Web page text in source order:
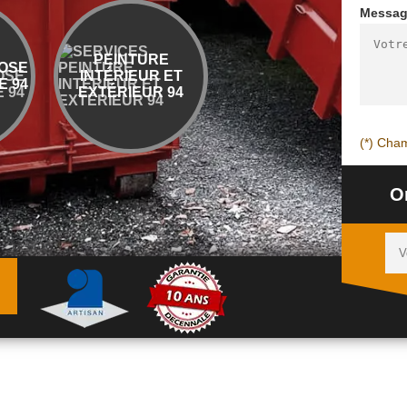
94
PEINTURE
INTÉRIEUR ET
EXTÉRIEUR 94
ENTREPRISE
DÉMOLITION ET
ÉVACUATION 94
(*)